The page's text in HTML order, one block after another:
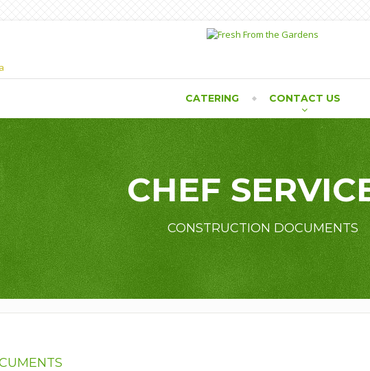
CATERING CONTACT US
CHEF
CONSTRUCTION DOCUMENTS